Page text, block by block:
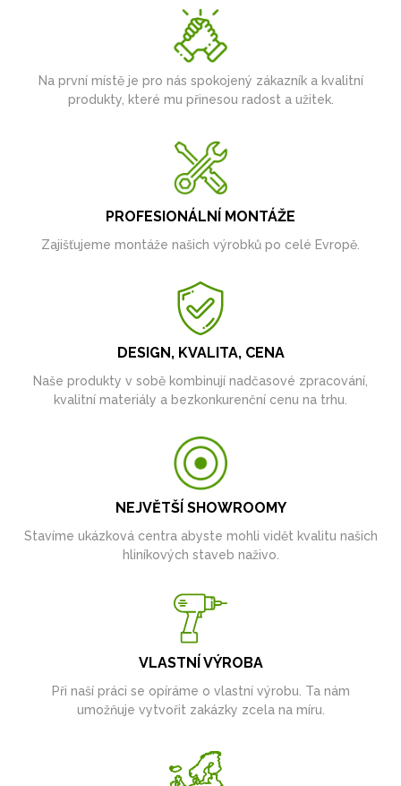
Na první místě je pro nás spokojený zákazník a kvalitní
produkty, které mu přinesou radost a užitek.
PROFESIONÁLNÍ MONTÁŽE
Zajišťujeme montáže našich výrobků po celé Evropě.
DESIGN, KVALITA, CENA
Naše produkty v sobě kombinují nadčasové zpracování,
kvalitní materiály a bezkonkurenční cenu na trhu.
NEJVĚTŠÍ SHOWROOMY
Stavíme ukázková centra abyste mohli vidět kvalitu našich
hliníkových staveb naživo.
VLASTNÍ VÝROBA
Při naší práci se opíráme o vlastní výrobu. Ta nám
umožňuje vytvořit zakázky zcela na míru.